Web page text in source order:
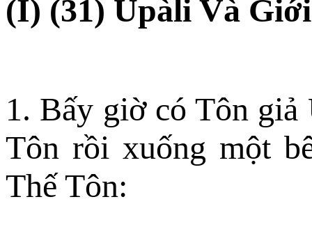
(I) (31) Upàli Và
1. Bấy giờ có Tôn giả
Tôn rồi xuống một
Thế Tôn: